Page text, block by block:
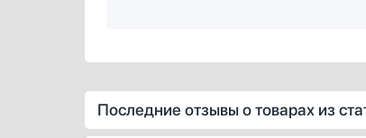
Последние отзывы о товарах из